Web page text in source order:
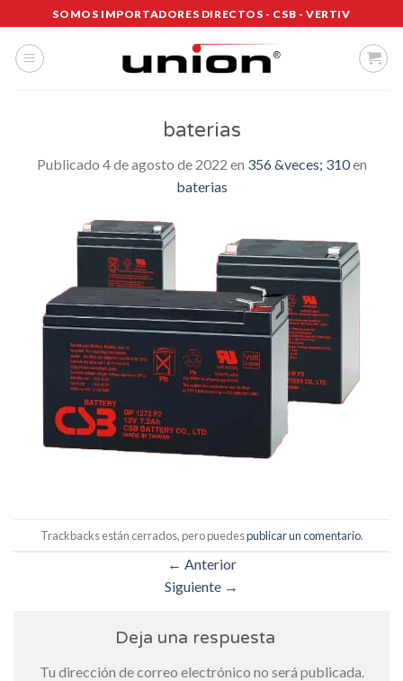
al
contenido
SOMOS IMPORTADORES DIRECTOS - CSB - VERTIV
baterias
Publicado 4 de agosto de 2022 en 356 &veces; 310en
baterias
Trackbacks están cerrados, pero puedespublicar un comentario.
← Anterior
Siguiente →
Deja una respuesta
Tu dirección de correo electrónico no será publicada.